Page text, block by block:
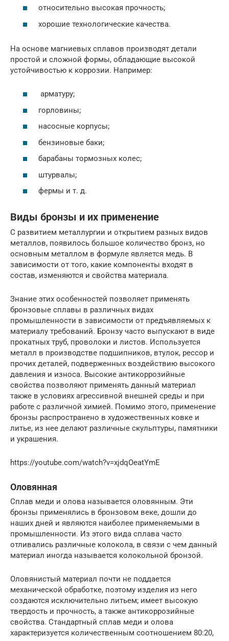
относительно высокая прочность;
хорошие технологические качества.
На основе магниевых сплавов производят детали
простой и сложной формы, обладающие высокой
устойчивостью к коррозии. Например:
арматуру;
горловины;
насосные корпусы;
бензиновые баки;
барабаны тормозных колес;
штурвалы;
фермы и т. д.
Виды бронзы и их применение
С развитием металлургии и открытием разных видов
металлов, появилось большое количество бронз, но
основным металлом в формуле является медь. В
зависимости от того, какие компоненты входят в
состав, изменяются и свойства материала.
Знание этих особенностей позволяет применять
бронзовые сплавы в различных видах
промышленности в зависимости от предъявляемых к
материалу требований. Бронзу часто выпускают в виде
прокатных труб, проволоки и листов. Используется
металл в производстве подшипников, втулок, рессор и
прочих деталей, подверженных воздействию высокого
давления и износа. Высокие антикоррозийные
свойства позволяют применять данный материал
также в условиях агрессивной внешней среды и при
работе с различной химией. Помимо этого, применение
бронзы распространено в художественных ковке и
литье, из нее делают различные скульптуры, памятники
и украшения.
https://youtube.com/watch?v=xjdqOeatYmE
Оловянная
Сплав меди и олова называется оловянным. Эти
бронзы применялись в бронзовом веке, дошли до
наших дней и являются наиболее применяемыми в
промышленности. Из этого вида сплава часто
отливались различные колокола, в связи с чем данный
материал иногда называется колокольной бронзой.
Оловянистый материал почти не поддается
механической обработке, поэтому изделия из него
создаются исключительно литьем; имеет высокую
твердость и прочность, а также антикоррозийные
свойства. Стандартный сплав меди и олова
характеризуется количественным соотношением 80:20,